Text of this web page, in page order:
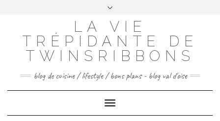
FACEBOOKINSTAGRAM
PINTEREST
CONTACTEZ-MOI
LA VIE
TRÉPIDANTE DE
TWINSRIBBONS
blog de cuisine / lifestyle / bons plans - blog val d'oise
Toggle
Navigation